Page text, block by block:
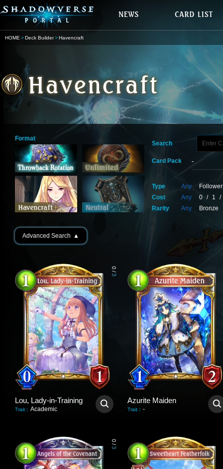
HOME Deck Builder Havencraft
Format
Search
Card Pack
Type Any
Cost
Any 0 / 1
/
Rarity
Any Bronze
Advanced Search ▲
0
/
3
Lou, Lady-in-Training
Trait : Academic
Azurite Maiden
Trait : -
0
/
3